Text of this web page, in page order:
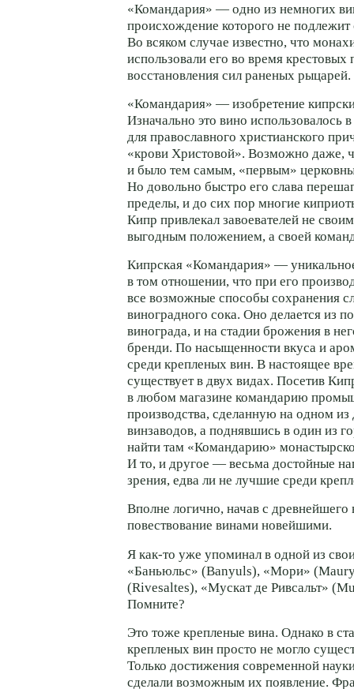
«Командария» — одно из немногих
происхождение которого не
Во всяком случае известно, что
использовали его во время крестовых
восстановления сил раненых рыцарей.
«Командария» — изобретение
Изначально это вино использовалось
для православного христианского
«крови Христовой». Возможно даже,
и было тем самым, «первым»
Но довольно быстро его слава
пределы, и до сих пор многие
Кипр привлекал завоевателей не
выгодным положением, а своей
Кипрская «Командария» —
в том отношении, что при его
все возможные способы сохранения
виноградного сока. Оно делается из
винограда, и на стадии брожения в
бренди. По насыщенности вкуса и
среди крепленых вин. В настоящее
существует в двух видах. Посетив
в любом магазине командарию
производства, сделанную на одном
винзаводов, а поднявшись в один из
найти там «Командарию»
И то, и другое — весьма достойные
зрения, едва ли не лучшие среди
Вполне логично, начав с древнейшего
повествование винами новейшими.
Я как-то уже упоминал в одной из
«Баньюльс» (Banyuls), «Мори»
(Rivesaltes), «Мускат де Ривсальт»
Помните?
Это тоже крепленые вина. Однако в
крепленых вин просто не могло
Только достижения современной
сделали возможным их появление.